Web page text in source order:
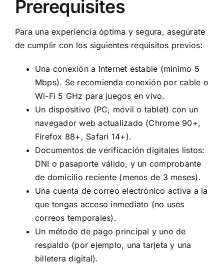
Prerequisites
Para una experiencia óptima y segura, asegúrate
de cumplir con los siguientes requisitos previos:
Una conexión a Internet estable (mínimo 5
Mbps). Se recomienda conexión por cable o
Wi-Fi 5 GHz para juegos en vivo.
Un dispositivo (PC, móvil o tablet) con un
navegador web actualizado (Chrome 90+,
Firefox 88+, Safari 14+).
Documentos de verificación digitales listos:
DNI o pasaporte válido, y un comprobante
de domicilio reciente (menos de 3 meses).
Una cuenta de correo electrónico activa a la
que tengas acceso inmediato (no uses
correos temporales).
Un método de pago principal y uno de
respaldo (por ejemplo, una tarjeta y una
billetera digital).